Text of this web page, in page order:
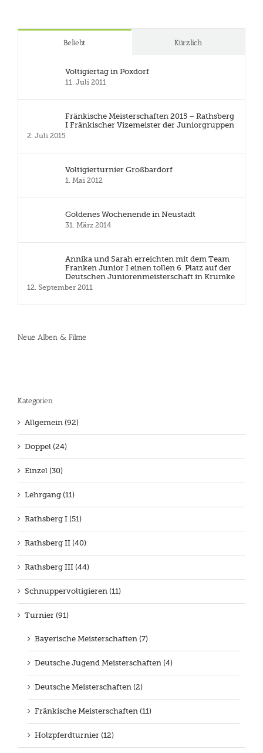
Beliebt Kürzlich
Voltigiertag in Poxdorf
11. Juli 2011
Fränkische Meisterschaften 2015 – Rathsberg
I Fränkischer Vizemeister der Juniorgruppen
2. Juli 2015
Voltigierturnier Großbardorf
1. Mai 2012
Goldenes Wochenende in Neustadt
31. März 2014
Annika und Sarah erreichten mit dem Team
Franken Junior I einen tollen 6. Platz auf der
Deutschen Juniorenmeisterschaft in Krumke
12. September 2011
Neue Alben & Filme
Kategorien
Allgemein (92)
Doppel (24)
Einzel (30)
Lehrgang (11)
Rathsberg I (51)
Rathsberg II (40)
Rathsberg III (44)
Schnuppervoltigieren (11)
Turnier (91)
Bayerische Meisterschaften (7)
Deutsche Jugend Meisterschaften (4)
Deutsche Meisterschaften (2)
Fränkische Meisterschaften (11)
Holzpferdturnier (12)